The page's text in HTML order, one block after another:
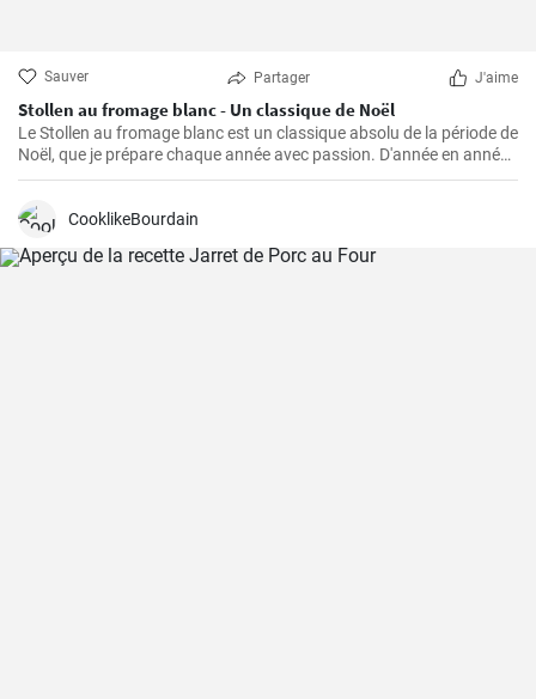
Sauver Partager J'aime
Stollen au fromage blanc - Un classique de Noël
Le Stollen au fromage blanc est un classique absolu de la période de
Noël, que je prépare chaque année avec passion. D'année en année,
j'ai perfectionné la recette et appris quelques trucs et astuces que
moelleux et aromatique, et accompagne parfaitement une tasse de
thé ou de café chaud par une froide journée d'hiver. Ce n'est pas la
pâtisserie la plus facile à réaliser, mais croyez-moi, l'effort en vaut la
CooklikeBourdain